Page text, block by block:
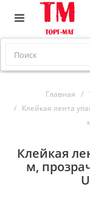
Главная
Клейкая лента
Клейкая
м,